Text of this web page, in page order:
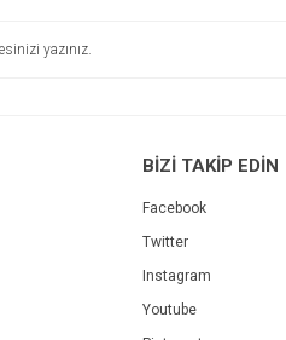
BİZİ TAKİP EDİN
Facebook
Twitter
Instagram
Youtube